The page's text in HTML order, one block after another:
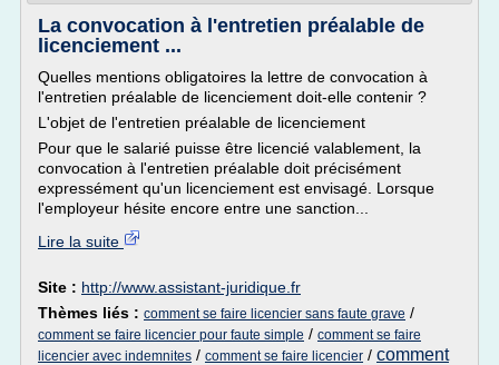
La convocation à l'entretien préalable de
licenciement ...
Quelles mentions obligatoires la lettre de convocation à
l'entretien préalable de licenciement doit-elle contenir ?
L'objet de l'entretien préalable de licenciement
Pour que le salarié puisse être licencié valablement, la
convocation à l'entretien préalable doit précisément
expressément qu'un licenciement est envisagé. Lorsque
l'employeur hésite encore entre une sanction...
Lire la suite
Site : http://www.assistant-juridique.fr
Thèmes liés : comment se faire licencier sans faute grave /
comment se faire licencier pour faute simple / comment se faire
licencier avec indemnites / comment se faire licencier / comment